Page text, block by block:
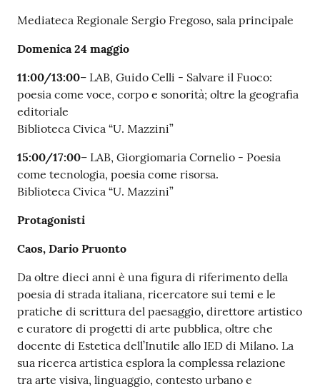
Mediateca Regionale Sergio Fregoso, sala principale
Domenica 24 maggio
11:00/13:00– LAB, Guido Celli - Salvare il Fuoco:
poesia come voce, corpo e sonorità; oltre la geografia
editoriale
Biblioteca Civica “U. Mazzini”
15:00/17:00– LAB, Giorgiomaria Cornelio - Poesia
come tecnologia, poesia come risorsa.
Biblioteca Civica “U. Mazzini”
Protagonisti
Caos, Dario Pruonto
Da oltre dieci anni è una figura di riferimento della
poesia di strada italiana, ricercatore sui temi e le
pratiche di scrittura del paesaggio, direttore artistico
e curatore di progetti di arte pubblica, oltre che
docente di Estetica dell’Inutile allo IED di Milano. La
sua ricerca artistica esplora la complessa relazione
tra arte visiva, linguaggio, contesto urbano e